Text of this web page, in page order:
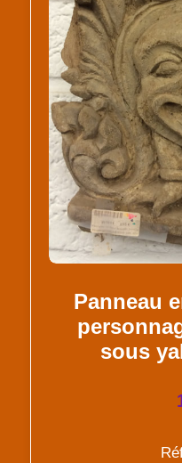
Panneau
sous